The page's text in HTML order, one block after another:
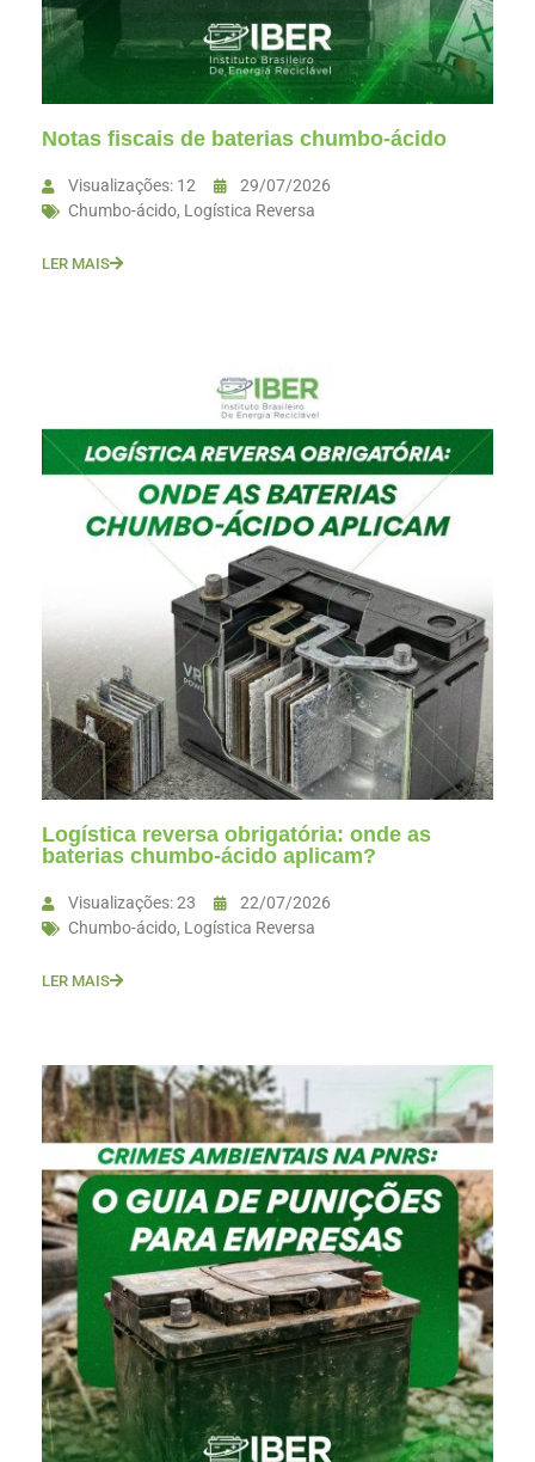
Notas fiscais de baterias chumbo-ácido
Visualizações: 12
29/07/2026
Chumbo-ácido, Logística Reversa
LER MAIS
Logística reversa obrigatória: onde as
baterias chumbo-ácido aplicam?
Visualizações: 23
22/07/2026
Chumbo-ácido, Logística Reversa
LER MAIS